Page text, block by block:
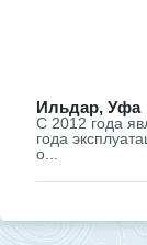
Ильдар, Уфа
С 2012 года
года
о...